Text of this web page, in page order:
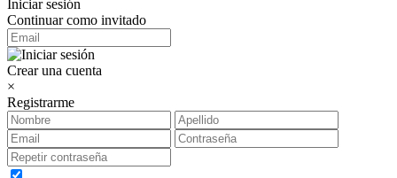
Iniciar sesión
Continuar como invitado
Crear una cuenta
×
Registrarme